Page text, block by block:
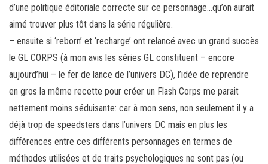
d’une politique éditoriale correcte sur ce personnage…qu’on aurait
aimé trouver plus tôt dans la série régulière.
– ensuite si ‘reborn’ et ‘recharge’ ont relancé avec un grand succès
le GL CORPS (à mon avis les séries GL constituent – encore
aujourd’hui – le fer de lance de l’univers DC), l’idée de reprendre
en gros la même recette pour créer un Flash Corps me parait
nettement moins séduisante: car à mon sens, non seulement il y a
déjà trop de speedsters dans l’univers DC mais en plus les
différences entre ces différents personnages en termes de
méthodes utilisées et de traits psychologiques ne sont pas (ou